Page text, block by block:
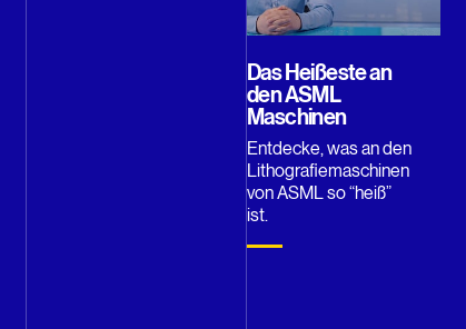
Das Heißeste an
den ASML
Maschinen
Entdecke, was an den
Lithografiemaschinen
von ASML so “heiß”
ist.